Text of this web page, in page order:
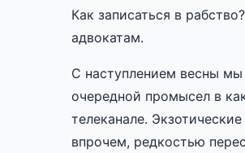
Как записаться в
адвокатам.
С наступлением весны
очередной промысел в
телеканале.
впрочем, редкостью